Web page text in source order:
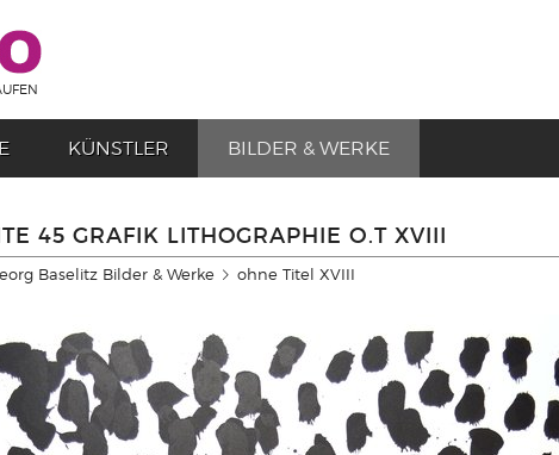
KÜNSTLER BILDER & WERKE
45 GRAFIK LITHOGRAPHIE O.T XVIII
Baselitz Bilder & Werke ohne Titel XVIII